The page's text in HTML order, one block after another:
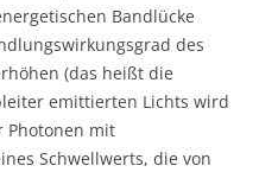
Bandlücke
des
(das heißt die
emittierten Lichts wird
Photonen mit
Schwellwerts, die von